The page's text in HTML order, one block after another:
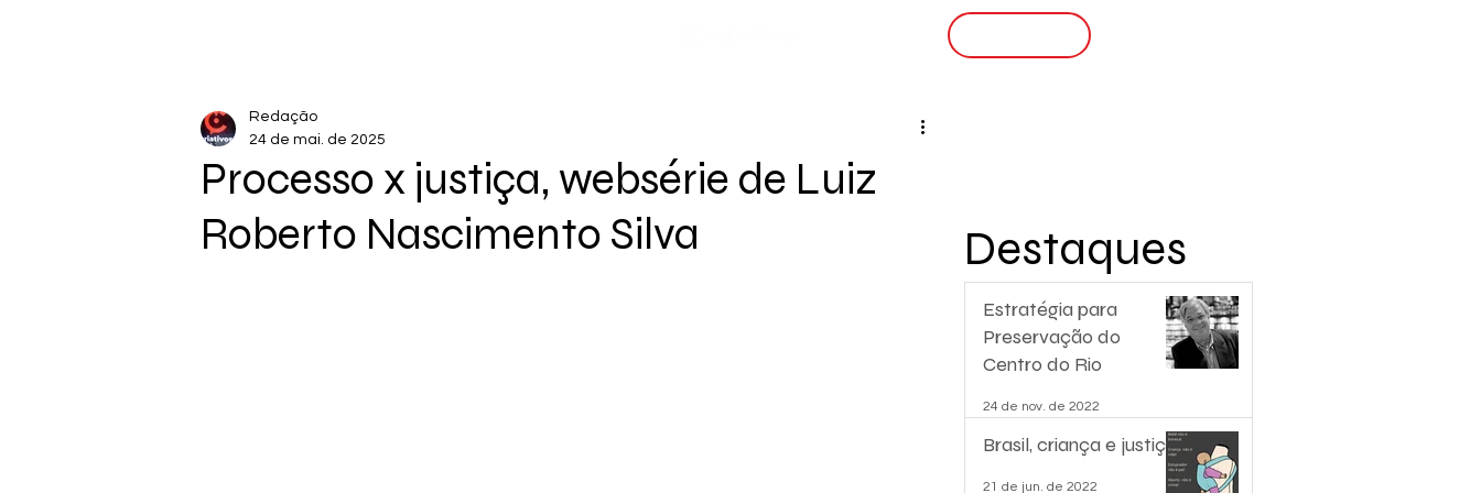
Processo x justiça, websérie de Luiz
Roberto Nascimento Silva
Redação
24 de mai. de 2025
Estratégia para
Preservação do
Centro do Rio
24 de nov. de 2022
Brasil, criança e justiça.
21 de jun. de 2022
Destaques